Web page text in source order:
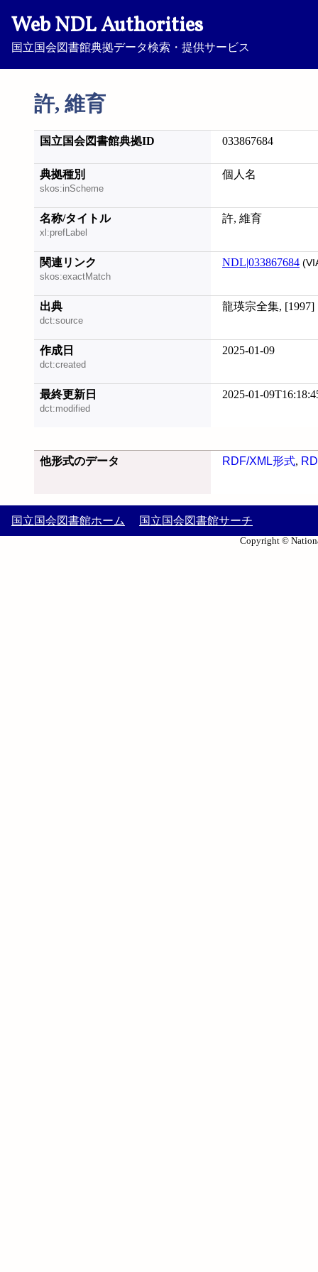
Web NDL Authorities
国立国会図書館典拠データ検索・提供サービス
許, 維育
国立国会図書館典拠ID 033867684
典拠種別
skos:inScheme
個人名
名称/タイトル
xl:prefLabel
許, 維育
関連リンク
skos:exactMatch
NDL|033867684
出典
dct:source
龍瑛宗全集, [1997]
作成日
dct:created
2025-01-09
最終更新日
dct:modified
2025-01-
他形式のデータ RDF/XML形式,
国立国会図書館ホーム 国立国会図書館サーチ
Copyright ©